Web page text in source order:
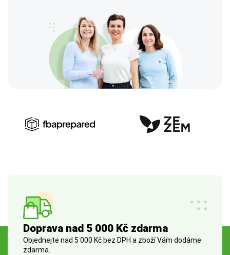
Doprava nad 5 000 Kč zdarma
Objednejte nad 5 000 Kč bez DPH a zboží Vám dodáme
zdarma.